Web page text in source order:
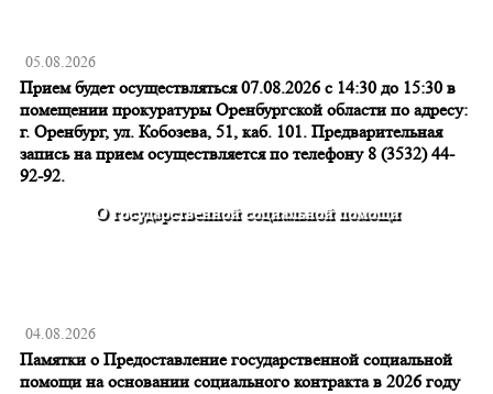
05.08.2026
Прием будет осуществляться 07.08.2026 с 14:30 до 15:30 в
помещении прокуратуры Оренбургской области по адресу:
г. Оренбург, ул. Кобозева, 51, каб. 101. Предварительная
запись на прием осуществляется по телефону 8 (3532) 44-
92-92.
О государственной социальной помощи
04.08.2026
Памятки о Предоставление государственной социальной
помощи на основании социального контракта в 2026 году